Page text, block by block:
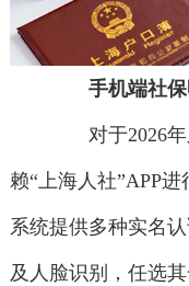
手机端社
对于2026年
赖“上海人社”APP
系统提供多种实名
及人脸识别，任选